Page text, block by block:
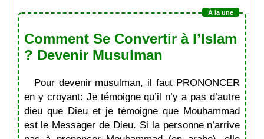
Comment Se Convertir à l’Islam
? Devenir Musulman
Pour devenir musulman, il faut PRONONCER
en y croyant: Je témoigne qu’il n’y a pas d’autre
dieu que Dieu et je témoigne que Mouḥammad
est le Messager de Dieu. Si la personne n’arrive